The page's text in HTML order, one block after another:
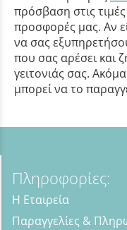
πρόσβαση στις τιμές
προσφορές μας. Αν
να σας
που σας αρέσει και
γειτονιάς σας.
μπορεί να το
Πληροφορίες:
Η Εταιρεία
Παραγγελίες &